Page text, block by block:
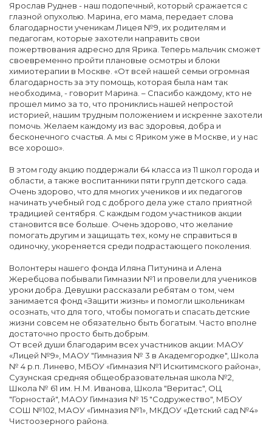
Ярослав Руднев - наш подопечный, который сражается с
глазной опухолью. Марина, его мама, передает слова
благодарности ученикам Лицея №9, их родителям и
педагогам, которые захотели направить свои
пожертвования адресно для Ярика. Теперь мальчик сможет
своевременно пройти плановые осмотры и блоки
химиотерапии в Москве. «От всей нашей семьи огромная
благодарность за эту помощь, которая была нам так
необходима, - говорит Марина. – Спасибо каждому, кто не
прошел мимо за то, что прониклись нашей непростой
историей, нашим трудным положением и искренне захотели
помочь. Желаем каждому из вас здоровья, добра и
бесконечного счастья. А мы с Яриком уже в Москве, и у нас
все хорошо».
В этом году акцию поддержали 64 класса из 11 школ города и
области, а также воспитанники пяти групп детского сада.
Очень здорово, что для многих учеников и их педагогов
начинать учебный год с доброго дела уже стало приятной
традицией сентября. С каждым годом участников акции
становится все больше. Очень здорово, что желание
помогать другим и защищать тех, кому не справиться в
одиночку, укореняется среди подрастающего поколения.
Волонтеры нашего фонда Иляна Питунина и Алена
Жеребцова побывали Гимназии №1 и провели для учеников
уроки добра. Девушки рассказали ребятам о том, чем
занимается фонд «Защити жизнь» и помогли школьникам
осознать, что для того, чтобы помогать и спасать детские
жизни совсем не обязательно быть богатым. Часто вполне
достаточно просто быть добрым.
От всей души благодарим всех участников акции: МАОУ
«Лицей №9», МАОУ "Гимназия № 3 в Академгородке", Школа
№ 4 р.п. Линево, МБОУ «Гимназия №1 Искитимского района»,
Сузунская средняя общеобразовательная школа №2,
Школа № 61 им. Н.М. Иванова, Школа "Веритас", ОЦ
"Горностай", МАОУ Гимназия № 15 "Содружество", МБОУ
СОШ №102, МАОУ «Гимназия №1», МКДОУ «Детский сад №4»
Чистоозерного района.